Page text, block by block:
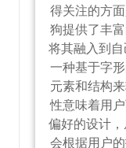
得关注的方
狗提供了丰
将其融入到
一种基于字
元素和结构
性意味着用
偏好的设计
会根据用户